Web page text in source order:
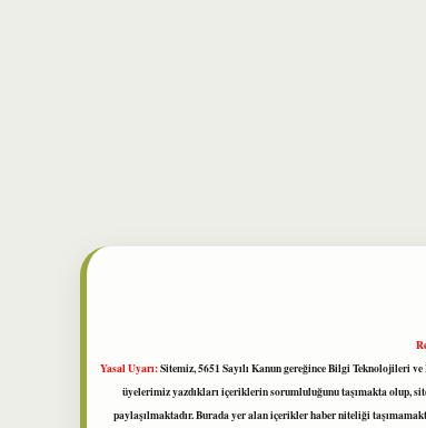
Yasal Uyarı:Sitemiz, 5651 Sayılı Kanun gereğince Bilgi Teknolojileri
üyelerimiz yazdıkları içeriklerin sorumluluğunu taşımakta olup,
paylaşılmaktadır. Burada yer alan içerikler haber niteliği